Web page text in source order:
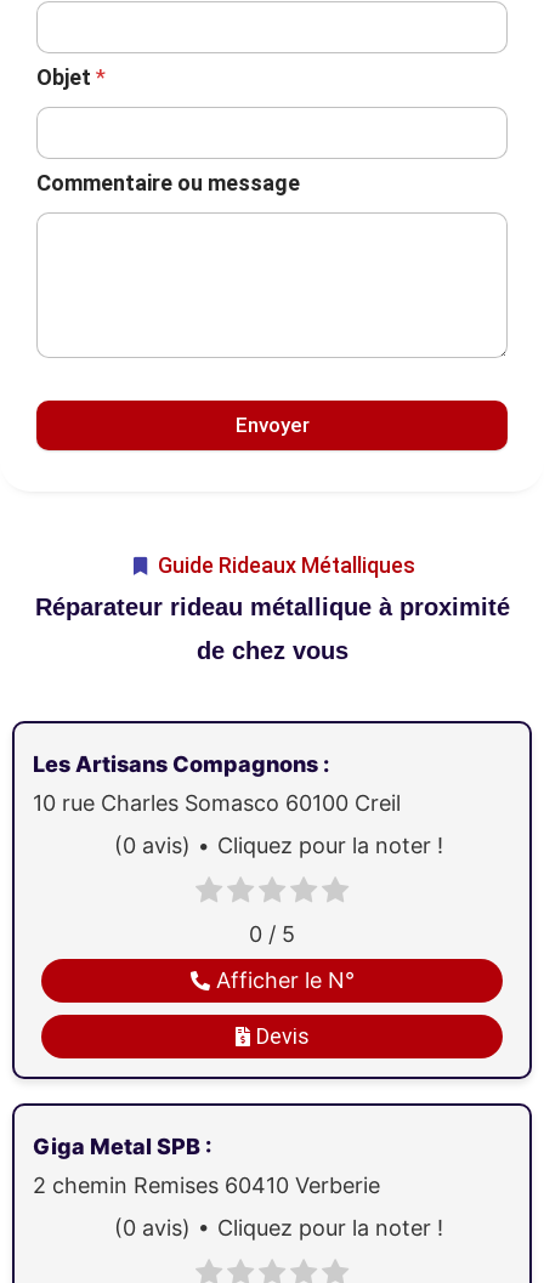
Objet *
Commentaire ou message
Envoyer
Guide Rideaux Métalliques
Réparateur rideau métallique à proximité
de chez vous
Les Artisans Compagnons :
10 rue Charles Somasco 60100 Creil
Devis
Afficher le N°
0 / 5
(0 avis) Cliquez pour la noter !
Giga Metal SPB :
2 chemin Remises 60410 Verberie
(0 avis) Cliquez pour la noter !